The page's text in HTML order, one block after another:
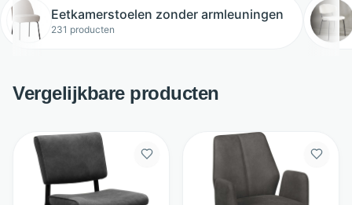
Eetkamerstoelen zonder armleuningen
231 producten
Vergelijkbare producten